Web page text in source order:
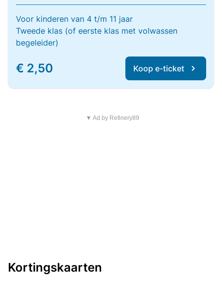
Voor kinderen van 4 t/m 11 jaar
Tweede klas (of eerste klas met volwassen
begeleider)
€ 2,50 Koop e-ticket
▼ Ad by Refinery89
Kortingskaarten